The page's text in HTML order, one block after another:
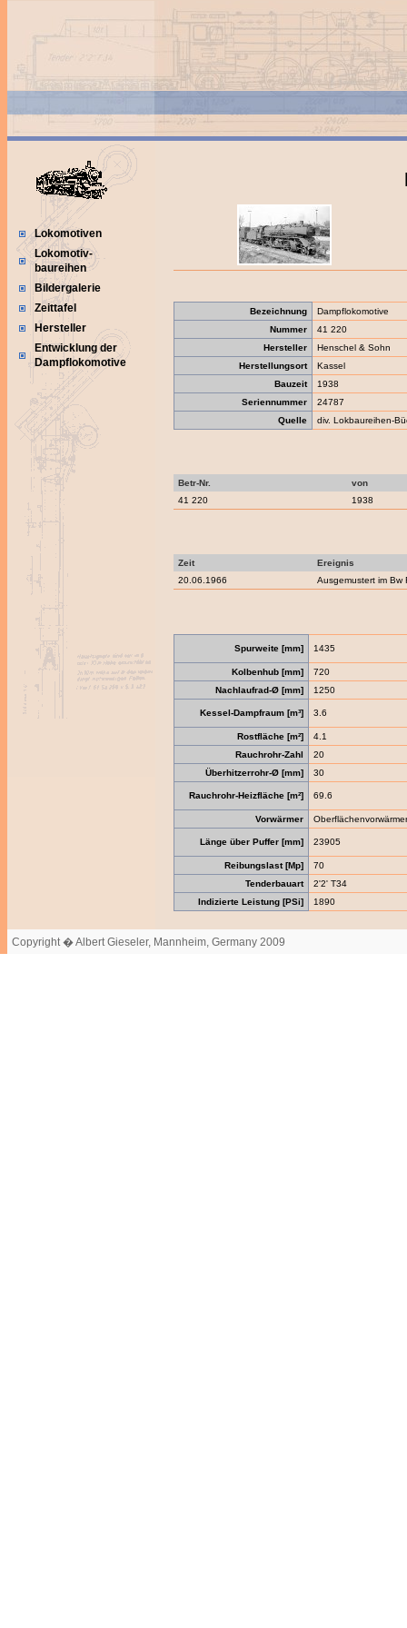
Lokomotiven
Lokomotiv-
baureihen
Bildergalerie
Zeittafel
Hersteller
Entwicklung der
Dampflokomotive
Bezeichnung
Dampflokomotive
Nummer
41 220
Hersteller
Henschel & Sohn
Herstellungsort
Kassel
Bauzeit
1938
Seriennummer
24787
Quelle
div. Lokbaureihen-
Betr-Nr.
von
41 220
1938
Zeit
Ereignis
20.06.1966
Ausgemustert im Bw
Spurweite [mm] 1435
Kolbenhub [mm]
720
Nachlaufrad-Ø [mm]
1250
Kessel-Dampfraum [m³] 3.6
Rostfläche [m²]
4.1
Rauchrohr-Zahl
20
Überhitzerrohr-Ø [mm]
30
Rauchrohr-Heizfläche [m²] 69.6
Vorwärmer Oberflächenvorwärmer
Länge über Puffer [mm] 23905
Reibungslast [Mp]
70
Tenderbauart
2'2' T34
Indizierte Leistung [PSi]
1890
Copyright � Albert Gieseler, Mannheim, Germany 2009